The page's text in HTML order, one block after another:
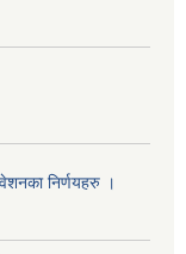
निर्णयहरु ।